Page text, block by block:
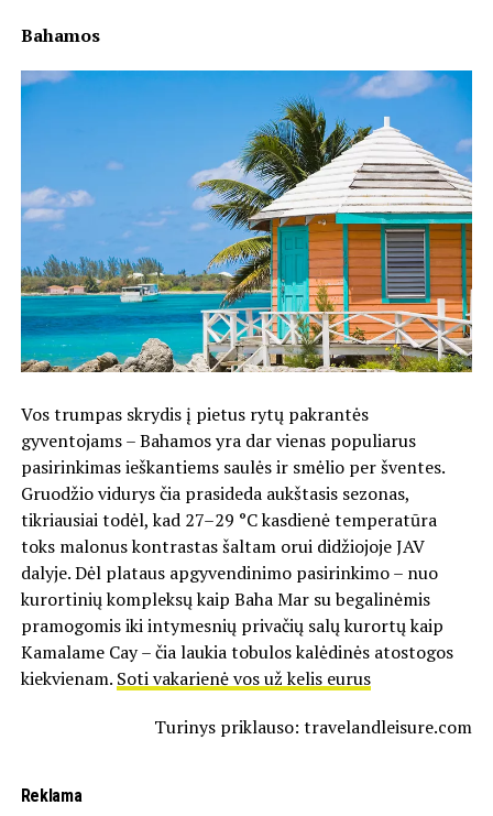
Bahamos
Vos trumpas skrydis į pietus rytų pakrantės
gyventojams – Bahamos yra dar vienas populiarus
pasirinkimas ieškantiems saulės ir smėlio per šventes.
Gruodžio vidurys čia prasideda aukštasis sezonas,
tikriausiai todėl, kad 27–29 °C kasdienė temperatūra
toks malonus kontrastas šaltam orui didžiojoje JAV
dalyje. Dėl plataus apgyvendinimo pasirinkimo – nuo
kurortinių kompleksų kaip Baha Mar su begalinėmis
pramogomis iki intymesnių privačių salų kurortų kaip
Kamalame Cay – čia laukia tobulos kalėdinės atostogos
kiekvienam. Soti vakarienė vos už kelis eurus
Turinys priklauso: travelandleisure.com
Reklama